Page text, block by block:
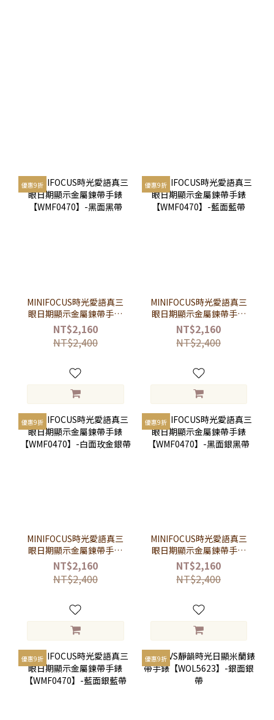
優惠9折
MINIFOCUS時光愛語真三
眼日期顯示金屬鍊帶手錶
【WMF0470】-黑面黑帶
NT$2,160
NT$2,400
優惠9折
MINIFOCUS時光愛語真三
眼日期顯示金屬鍊帶手錶
【WMF0470】-藍面藍帶
NT$2,160
NT$2,400
優惠9折
MINIFOCUS時光愛語真三
眼日期顯示金屬鍊帶手錶
【WMF0470】-白面玫金
銀帶
NT$2,160
NT$2,400
優惠9折
MINIFOCUS時光愛語真三
眼日期顯示金屬鍊帶手錶
【WMF0470】-黑面銀黑
帶
NT$2,160
NT$2,400
優惠9折 優惠9折